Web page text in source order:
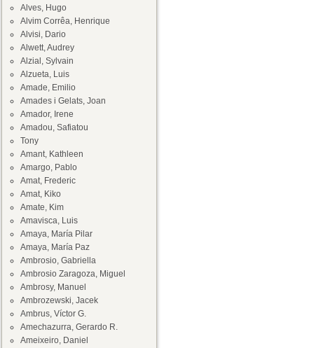
Alves, Hugo
Alvim Corrêa, Henrique
Alvisi, Dario
Alwett, Audrey
Alzial, Sylvain
Alzueta, Luis
Amade, Emilio
Amades i Gelats, Joan
Amador, Irene
Amadou, Safiatou
Tony
Amant, Kathleen
Amargo, Pablo
Amat, Frederic
Amat, Kiko
Amate, Kim
Amavisca, Luis
Amaya, María Pilar
Amaya, María Paz
Ambrosio, Gabriella
Ambrosio Zaragoza, Miguel
Ambrosy, Manuel
Ambrozewski, Jacek
Ambrus, Víctor G.
Amechazurra, Gerardo R.
Ameixeiro, Daniel